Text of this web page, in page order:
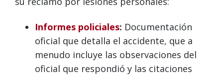
Informes policiales: Documentación
oficial que detalla el accidente, que a
menudo incluye las observaciones del
oficial que respondió y las citaciones